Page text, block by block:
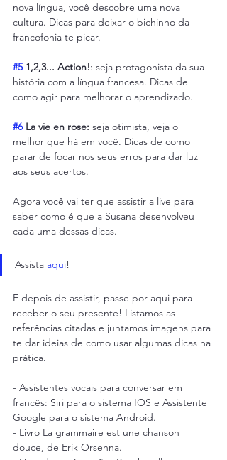
nova língua, você descobre uma nova
cultura. Dicas para deixar o bichinho da
francofonia te picar.
#5 1,2,3... Action!: seja protagonista da sua
história com a língua francesa. Dicas de
como agir para melhorar o aprendizado.
#6 La vie en rose: seja otimista, veja o
melhor que há em você. Dicas de como
parar de focar nos seus erros para dar luz
aos seus acertos.
Agora você vai ter que assistir a live para
saber como é que a Susana desenvolveu
cada uma dessas dicas.
Assista aqui!
E depois de assistir, passe por aqui para
receber o seu presente! Listamos as
referências citadas e juntamos imagens para
te dar ideias de como usar algumas dicas na
prática.
- Assistentes vocais para conversar em
francês: Siri para o sistema IOS e Assistente
Google para o sistema Android.
- Livro La grammaire est une chanson
douce, de Erik Orsenna.